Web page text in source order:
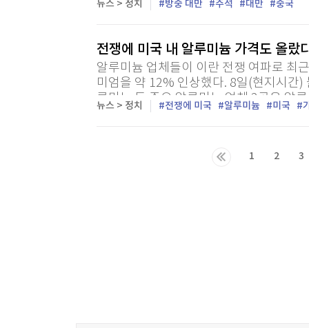
당 대표가 방중 사흘째인 9일 상하이에서
뉴스 > 정치 방중 대만 주석 대만 중국
전쟁에 미국 내 알루미늄 가격도 올
알루미늄 업체들이 이란 전쟁 여파로 최
미엄을 약 12% 인상했다. 8일(현지시간
루미늄 등 주요 알루미늄 업체 2곳은 알
뉴스 > 정치 전쟁에 미국 알루미늄 미국
1 2 3